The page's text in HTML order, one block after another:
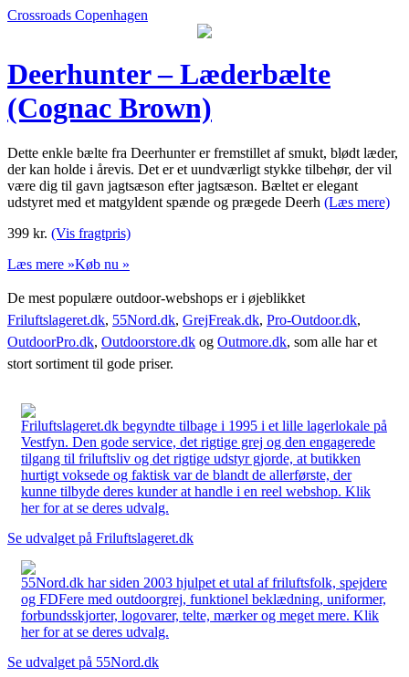
Crossroads Copenhagen
Deerhunter – Læderbælte
(Cognac Brown)
Dette enkle bælte fra Deerhunter er fremstillet af smukt, blødt læder,
der kan holde i årevis. Det er et uundværligt stykke tilbehør, der vil
være dig til gavn jagtsæson efter jagtsæson. Bæltet er elegant
udstyret med et matgyldent spænde og prægede Deerh (Læs mere)
399 kr. (Vis fragtpris)
Læs mere »Køb nu »
De mest populære outdoor-webshops er i øjeblikket
Friluftslageret.dk, 55Nord.dk, GrejFreak.dk, Pro-Outdoor.dk,
OutdoorPro.dk, Outdoorstore.dk og Outmore.dk, som alle har et
stort sortiment til gode priser.
Friluftslageret.dk begyndte tilbage i 1995 i et lille lagerlokale på
Vestfyn. Den gode service, det rigtige grej og den engagerede
tilgang til friluftsliv og det rigtige udstyr gjorde, at butikken
hurtigt voksede og faktisk var de blandt de allerførste, der
kunne tilbyde deres kunder at handle i en reel webshop. Klik
her for at se deres udvalg.
Se udvalget på Friluftslageret.dk
55Nord.dk har siden 2003 hjulpet et utal af friluftsfolk, spejdere
og FDFere med outdoorgrej, funktionel beklædning, uniformer,
forbundsskjorter, logovarer, telte, mærker og meget mere. Klik
her for at se deres udvalg.
Se udvalget på 55Nord.dk